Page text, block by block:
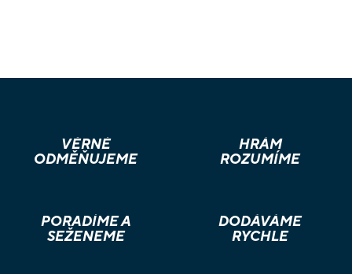
VĚRNÉ
ODMĚŇUJEME
HRÁM
ROZUMÍME
PORADÍME A
SEŽENEME
DODÁVÁME
RYCHLE